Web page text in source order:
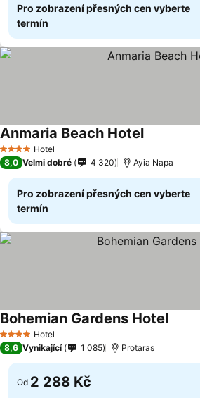
Pro zobrazení přesných cen vyberte
termín
4 Počet hvězdiček
Hotel
Anmaria Beach Hotel
8,0 Velmi dobré 4 320 Ayia Napa
Pro zobrazení přesných cen vyberte
termín
4 Počet hvězdiček
Hotel
Bohemian Gardens Hotel
8,6 Vynikající 1 085 Protaras
Od 2 288 Kč